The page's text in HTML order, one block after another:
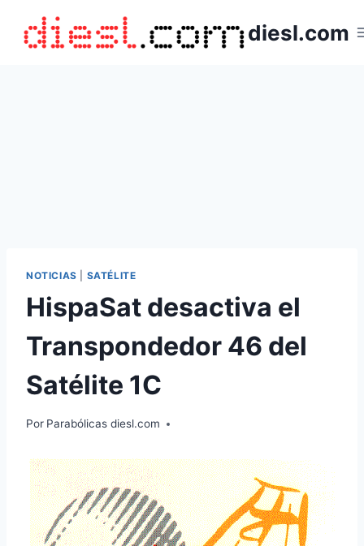
contenido
diesl.com
NOTICIAS SATÉLITE
HispaSat desactiva el
Transpondedor 46 del
Satélite 1C
Por Parabólicas diesl.com